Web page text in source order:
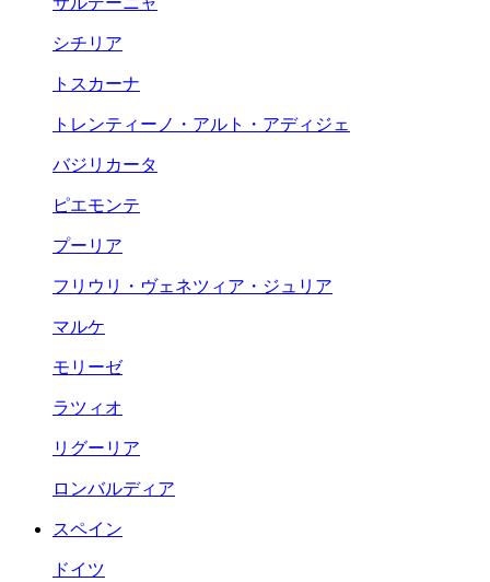
シチリア
トスカーナ
トレンティーノ・アルト・アディジェ
バジリカータ
ピエモンテ
プーリア
フリウリ・ヴェネツィア・ジュリア
マルケ
モリーゼ
ラツィオ
リグーリア
ロンバルディア
スペイン
ドイツ